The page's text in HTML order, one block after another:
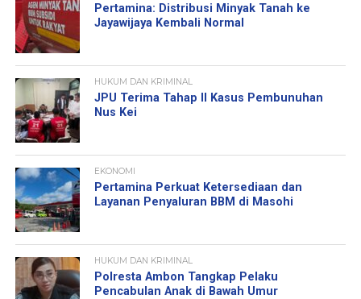
Pertamina: Distribusi Minyak Tanah ke
Jayawijaya Kembali Normal
HUKUM DAN KRIMINAL
JPU Terima Tahap II Kasus Pembunuhan
Nus Kei
EKONOMI
Pertamina Perkuat Ketersediaan dan
Layanan Penyaluran BBM di Masohi
HUKUM DAN KRIMINAL
Polresta Ambon Tangkap Pelaku
Pencabulan Anak di Bawah Umur